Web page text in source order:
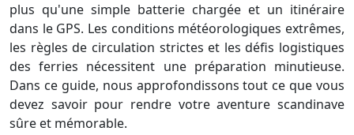
plus qu'une simple batterie chargée et un itinéraire
dans le GPS. Les conditions météorologiques extrêmes,
les règles de circulation strictes et les défis logistiques
des ferries nécessitent une préparation minutieuse.
Dans ce guide, nous approfondissons tout ce que vous
devez savoir pour rendre votre aventure scandinave
sûre et mémorable.